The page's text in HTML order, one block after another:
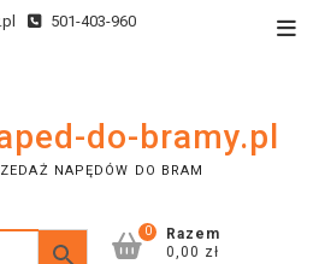
501-403-960
do-bramy.pl
NAPĘDÓW DO BRAM
0
Razem
0,00 zł